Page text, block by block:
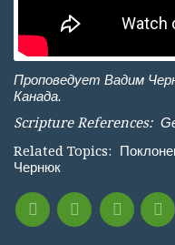
Проповедует Вадим
Канада.
Scripture References:
Related Topics:
Чернюк